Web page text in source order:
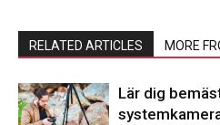
RELATED ARTICLES MORE
Lär dig